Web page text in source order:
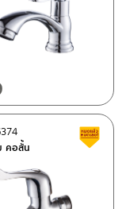
ยานนาวา กรุงเทพฯ
0556
เก็ด เชียงใหม่
เคลียร์สต็อก
คอสั้น